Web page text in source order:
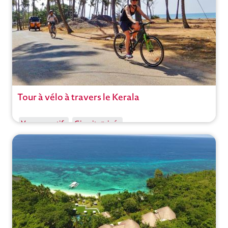
Circuit
Tour à vélo à travers le Kerala
Voyages actifs Circuits privés
Ouvrir